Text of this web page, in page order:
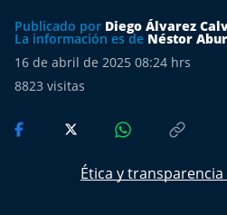
Retropop
Publicado por Diego Álvarez
La información es de Néstor
16 de abril de 2025 08:24 hrs
8823 visitas
Ética y